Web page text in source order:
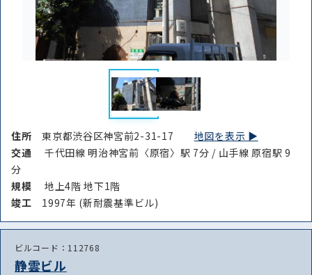
住所東京都渋谷区神宮前2-31-17 地図を表示 ▶︎
交通
千代田線 明治神宮前〈原宿〉駅 7分 / 山手線 原宿駅 9
分
規模
地上4階 地下1階
竣⼯ 1997年 (新耐震基準ビル)
ビルコード：112768
静雲ビル